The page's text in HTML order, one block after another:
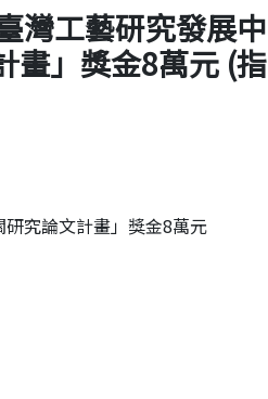
灣工藝研究發展中
畫」獎金8萬元 (指
究論文計畫」獎金8萬元